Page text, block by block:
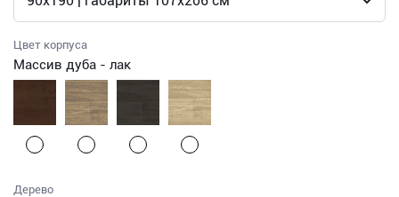
Цвет корпуса
Массив дуба - лак
Дерево